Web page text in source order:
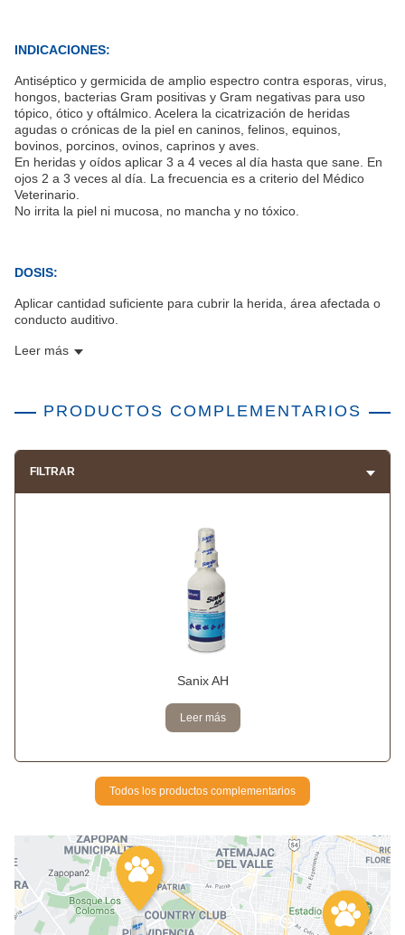
INDICACIONES:
Antiséptico y germicida de amplio espectro contra esporas, virus,
hongos, bacterias Gram positivas y Gram negativas para uso
tópico, ótico y oftálmico. Acelera la cicatrización de heridas
agudas o crónicas de la piel en caninos, felinos, equinos,
bovinos, porcinos, ovinos, caprinos y aves.
En heridas y oídos aplicar 3 a 4 veces al día hasta que sane. En
ojos 2 a 3 veces al día. La frecuencia es a criterio del Médico
Veterinario.
No irrita la piel ni mucosa, no mancha y no tóxico.
DOSIS:
Aplicar cantidad suficiente para cubrir la herida, área afectada o
conducto auditivo.
Leer más
PRODUCTOS COMPLEMENTARIOS
FILTRAR
Sanix AH
Leer más
Todos los productos complementarios